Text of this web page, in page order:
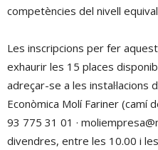
competències del nivell
Les inscripcions per fer
exhaurir les 15 places
adreçar-se a les instal·lacions
Econòmica Molí Fariner (camí
93 775 31 01 ·
divendres, entre les 10.00 i